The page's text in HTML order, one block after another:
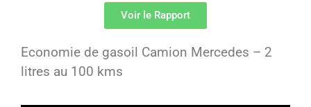
Voir le Rapport
Economie de gasoil Camion Mercedes – 2
litres au 100 kms